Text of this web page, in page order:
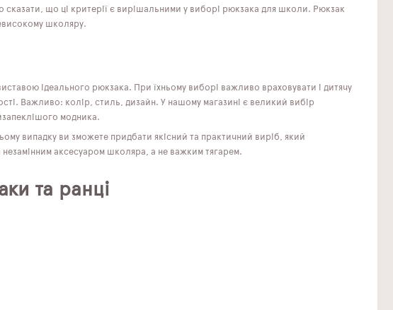
сказати, що ці критерії є вирішальними у виборі рюкзака для школи. Рюкзак
школяру.
ідеального рюкзака. При їхньому виборі важливо враховувати і дитячу
Важливо: колір, стиль, дизайн. У нашому магазині є великий вибір
модника.
випадку ви зможете придбати якісний та практичний виріб, який
незамінним аксесуаром школяра, а не важким тягарем.
та ранці